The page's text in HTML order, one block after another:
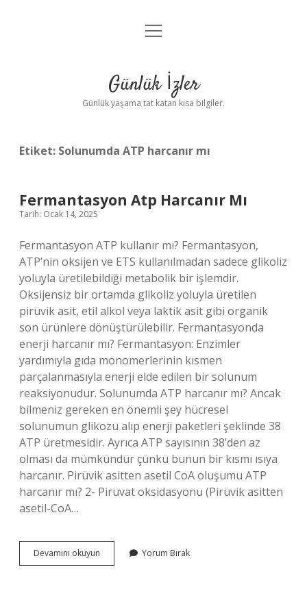
Anasayfa
Yasal Uyarı
menüyü
Günlük İzler
Günlük yaşama tat katan kısa bilgiler.
Etiket: Solunumda ATP harcanır mı
Fermantasyon Atp Harcanır Mı
Tarih: Ocak 14, 2025
Fermantasyon ATP kullanır mı? Fermantasyon,
ATP’nin oksijen ve ETS kullanılmadan sadece glikoliz
yoluyla üretilebildiği metabolik bir işlemdir.
Oksijensiz bir ortamda glikoliz yoluyla üretilen
pirüvik asit, etil alkol veya laktik asit gibi organik
son ürünlere dönüştürülebilir. Fermantasyonda
enerji harcanır mı? Fermantasyon: Enzimler
yardımıyla gıda monomerlerinin kısmen
parçalanmasıyla enerji elde edilen bir solunum
reaksiyonudur. Solunumda ATP harcanır mı? Ancak
bilmeniz gereken en önemli şey hücresel
solunumun glikozu alıp enerji paketleri şeklinde 38
ATP üretmesidir. Ayrıca ATP sayısının 38’den az
olması da mümkündür çünkü bunun bir kısmı ısıya
harcanır. Pirüvik asitten asetil CoA oluşumu ATP
harcanır mı? 2- Pirüvat oksidasyonu (Pirüvik asitten
asetil-CoA…
Devamını okuyun Fermantasyon
Atp
Yorum Bırak